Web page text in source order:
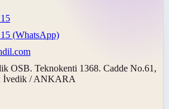
(WhatsApp)
OSB. Teknokenti 1368. Cadde No.61,
İvedik / ANKARA